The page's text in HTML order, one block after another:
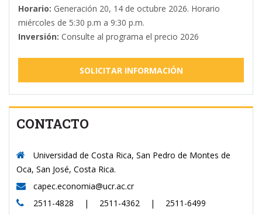
Horario: Generación 20, 14 de octubre 2026. Horario
miércoles de 5:30 p.m a 9:30 p.m.
Inversión: Consulte al programa el precio 2026
SOLICITAR INFORMACIÓN
CONTACTO
Universidad de Costa Rica, San Pedro de Montes de
Oca, San José, Costa Rica.
capec.economia@ucr.ac.cr
2511-4828 | 2511-4362 | 2511-6499